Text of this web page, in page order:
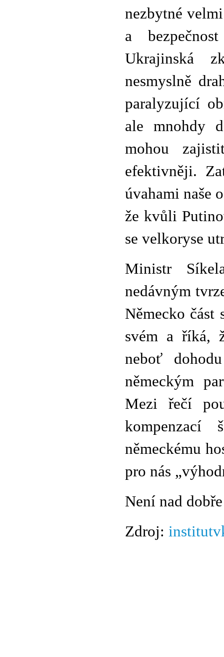
nezbytné
a
Ukrajinská
nesmyslně
paralyzující
ale mnohdy
mohou
efektivněji.
úvahami naše
že kvůli
se velkoryse
Ministr
nedávným
Německo část
svém a říká,
neboť
německým
Mezi řečí
německému
pro nás
Není nad
Zdroj: